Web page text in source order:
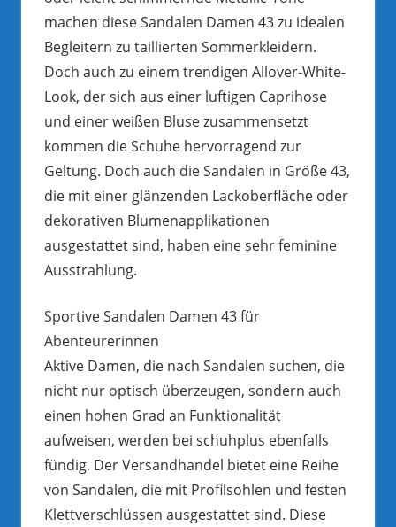
machen diese Sandalen Damen 43 zu idealen
Begleitern zu taillierten Sommerkleidern.
Doch auch zu einem trendigen Allover-White-
Look, der sich aus einer luftigen Caprihose
und einer weißen Bluse zusammensetzt
kommen die Schuhe hervorragend zur
Geltung. Doch auch die Sandalen in Größe 43,
die mit einer glänzenden Lackoberfläche oder
dekorativen Blumenapplikationen
ausgestattet sind, haben eine sehr feminine
Ausstrahlung.
Sportive Sandalen Damen 43 für
Abenteurerinnen
Aktive Damen, die nach Sandalen suchen, die
nicht nur optisch überzeugen, sondern auch
einen hohen Grad an Funktionalität
aufweisen, werden bei schuhplus ebenfalls
fündig. Der Versandhandel bietet eine Reihe
von Sandalen, die mit Profilsohlen und festen
Klettverschlüssen ausgestattet sind. Diese